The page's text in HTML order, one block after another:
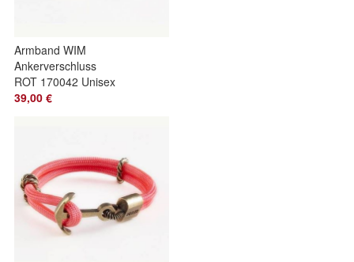
Armband WIM
Ankerverschluss
ROT 170042 Unisex
19CM
39,00 €